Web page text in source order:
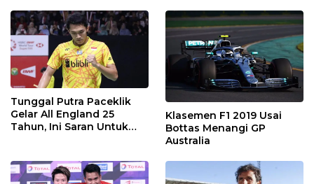
Tunggal Putra Paceklik
Gelar All England 25
Tahun, Ini Saran Untuk
Klasemen F1 2019 Usai
Bottas Menangi GP
Australia